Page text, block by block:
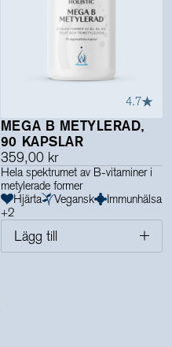
4.7
MEGA B METYLERAD,
90 KAPSLAR
359,00 kr
Hela spektrumet av B-vitaminer i
metylerade former
Hjärta
Vegansk
Immunhälsa
+2
Lägg till